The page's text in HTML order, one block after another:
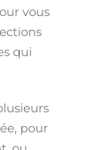
vous
qui
pour